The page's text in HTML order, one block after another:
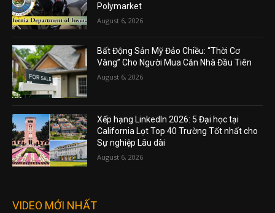
Polymarket
August 6, 2026
Bất Động Sản Mỹ Đảo Chiều: “Thời Cơ
Vàng” Cho Người Mua Căn Nhà Đầu Tiên
August 6, 2026
Xếp hạng LinkedIn 2026: 5 Đại học tại
California Lọt Top 40 Trường Tốt nhất cho
Sự nghiệp Lâu dài
August 6, 2026
VIDEO MỚI NHẤT